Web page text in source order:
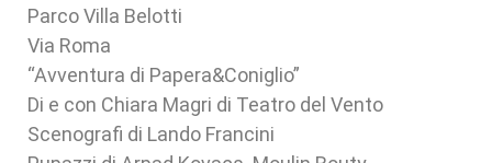
Parco Villa Belotti
Via Roma
“Avventura di Papera&Coniglio”
Di e con Chiara Magri di Teatro del Vento
Scenografi di Lando Francini